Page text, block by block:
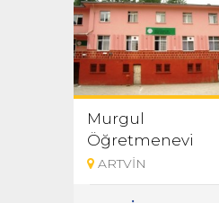
Murgul
Öğretmenevi
ARTVİN